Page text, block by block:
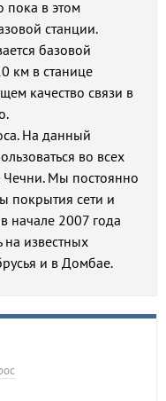
пока в этом
станции.
базовой
км в станице
качество связи в
На данный
во всех
Мы постоянно
покрытия сети и
начале 2007 года
известных
и в Домбае.